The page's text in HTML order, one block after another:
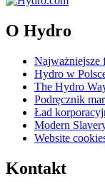
O Hydro
Najważniejsze
Hydro w
The Hydro
Podręcznik
Ład
Modern
Website
Kontakt